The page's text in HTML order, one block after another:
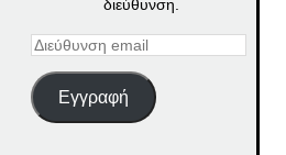
διεύθυνση.
Διεύθυνση
Εγγραφή